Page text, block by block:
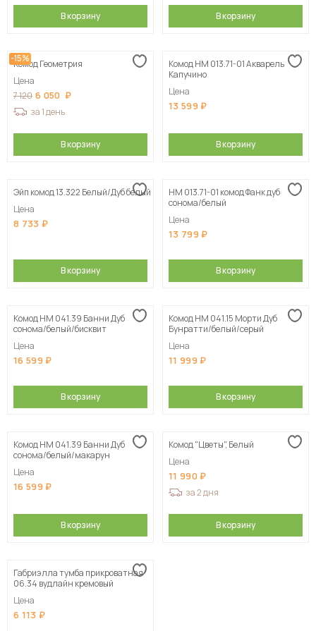
В корзину В корзину
-15%
Комод Геометрия
Цена
7 120 6 050
за 1 день
В корзину
Комод НМ 013.71-01 Акварель
Капучино
Цена
13 599
В корзину
Эйп комод 13.322 Белый/Дуб белый
Цена
8 733
В корзину
НМ 013.71-01 комод Фанк дуб
сонома/белый
Цена
13 799
В корзину
Комод НМ 041.39 Банни Дуб
сонома/белый/бисквит
Цена
16 599
В корзину
Комод НМ 041.15 Морти Дуб
Бунратти/белый/серый
Цена
11 999
В корзину
Комод НМ 041.39 Банни Дуб
сонома/белый/макарун
Цена
16 599
В корзину
Комод "Цветы", Белый
Цена
11 990
за 2 дня
В корзину
Габриэлла тумба прикроватная
06.34 вудлайн кремовый
Цена
6 113